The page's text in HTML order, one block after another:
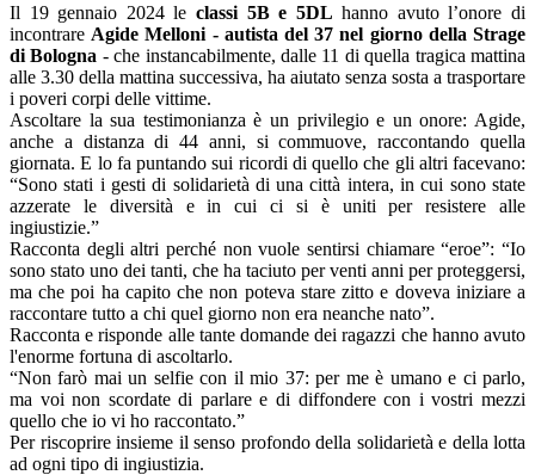
Il 19 gennaio 2024 le classi 5B e 5DL hanno avuto l’onore di
incontrare Agide Melloni - autista del 37 nel giorno della Strage
di Bologna - che instancabilmente, dalle 11 di quella tragica mattina
alle 3.30 della mattina successiva, ha aiutato senza sosta a trasportare
i poveri corpi delle vittime.
Ascoltare la sua testimonianza è un privilegio e un onore: Agide,
anche a distanza di 44 anni, si commuove, raccontando quella
giornata. E lo fa puntando sui ricordi di quello che gli altri facevano:
“Sono stati i gesti di solidarietà di una città intera, in cui sono state
azzerate le diversità e in cui ci si è uniti per resistere alle
ingiustizie.”
Racconta degli altri perché non vuole sentirsi chiamare “eroe”: “Io
sono stato uno dei tanti, che ha taciuto per venti anni per proteggersi,
ma che poi ha capito che non poteva stare zitto e doveva iniziare a
raccontare tutto a chi quel giorno non era neanche nato”.
Racconta e risponde alle tante domande dei ragazzi che hanno avuto
l'enorme fortuna di ascoltarlo.
“Non farò mai un selfie con il mio 37: per me è umano e ci parlo,
ma voi non scordate di parlare e di diffondere con i vostri mezzi
quello che io vi ho raccontato.”
Per riscoprire insieme il senso profondo della solidarietà e della lotta
ad ogni tipo di ingiustizia.